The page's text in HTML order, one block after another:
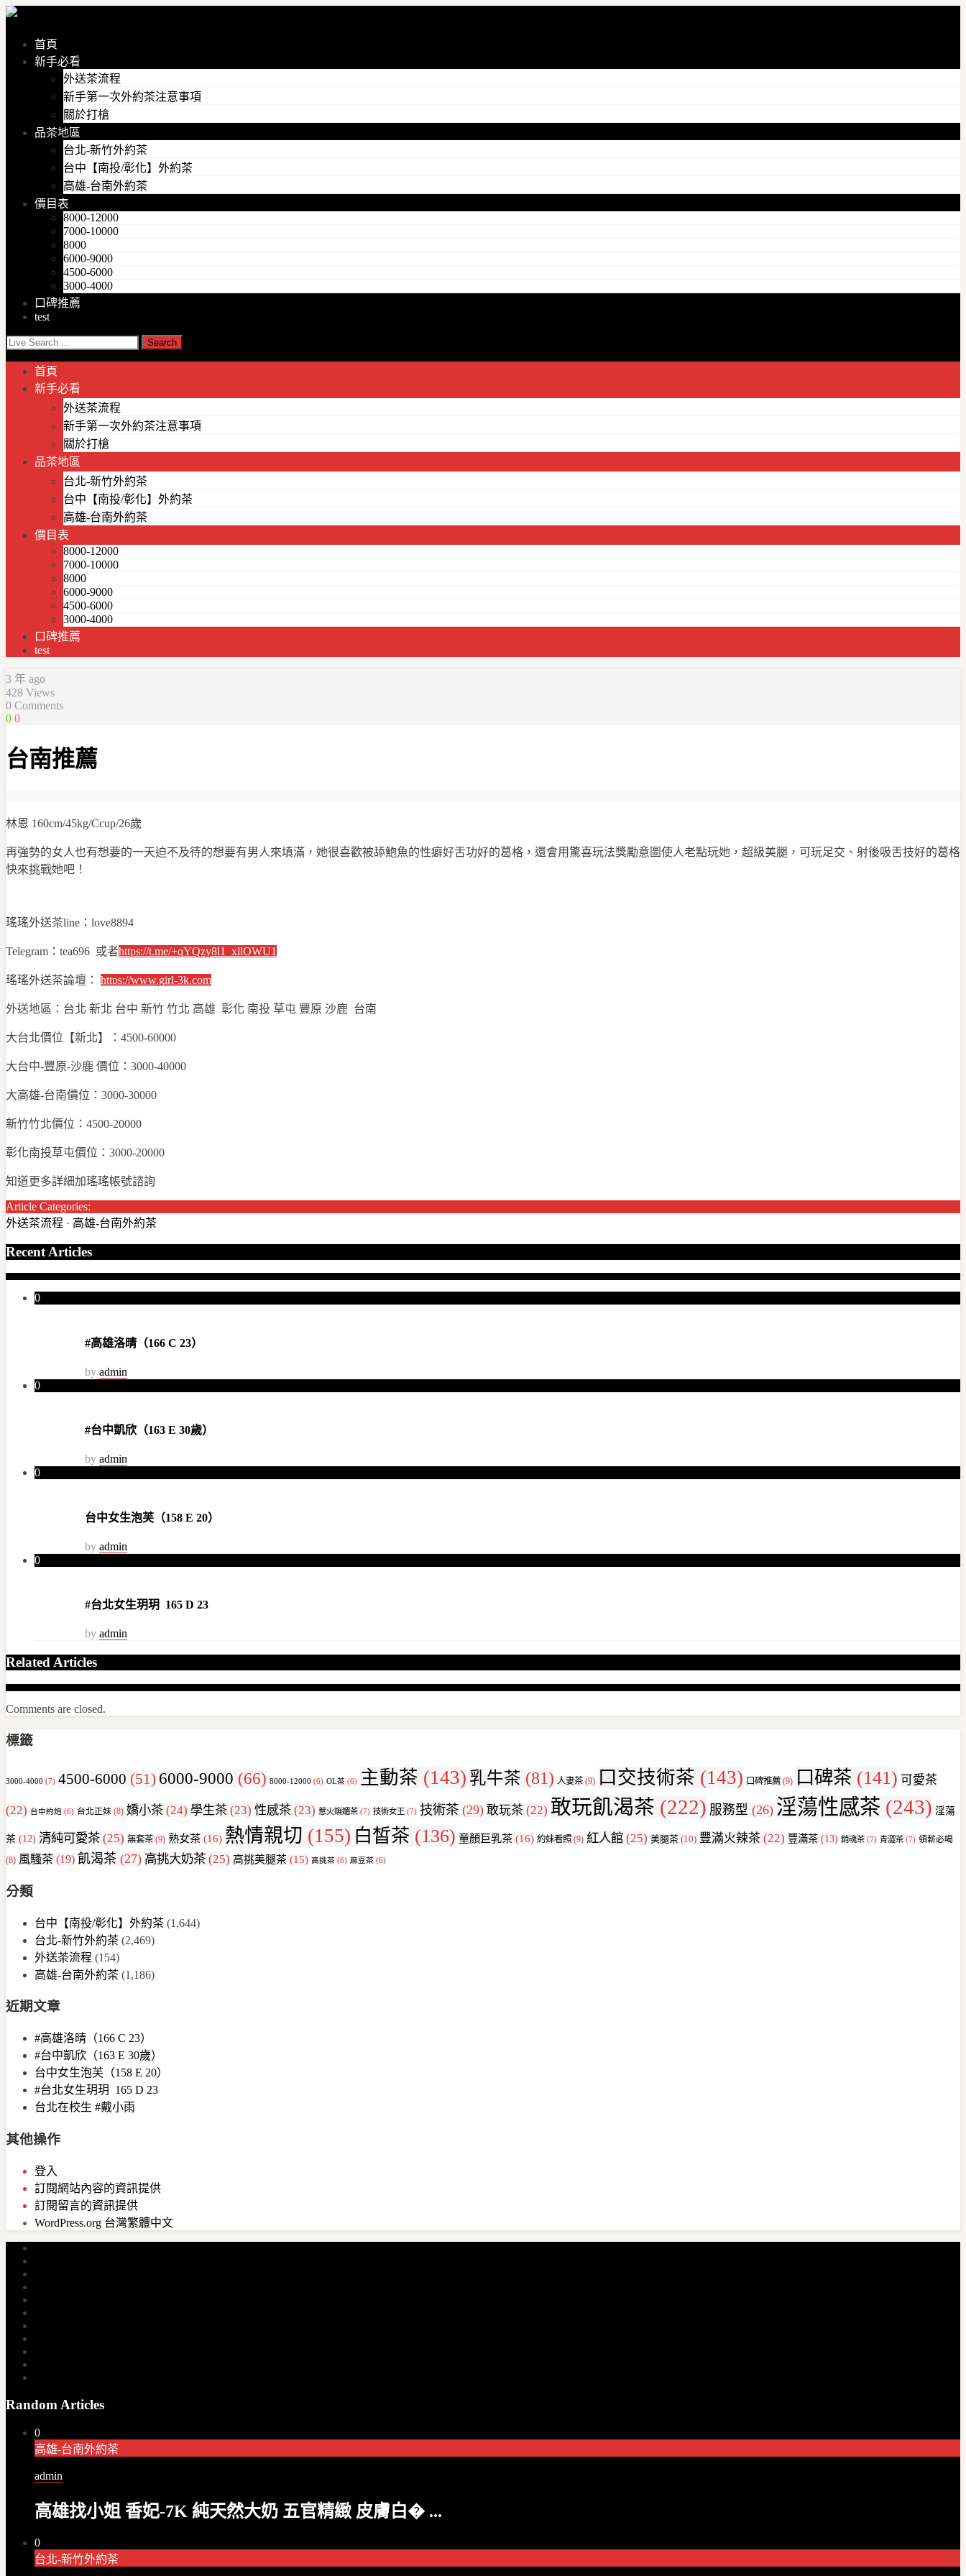
首頁
新手必看
外送茶流程
新手第一次外約茶注意事項
關於打槍
品茶地區
台北-新竹外約茶
台中【南投/彰化】外約茶
高雄-台南外約茶
價目表
8000-12000
7000-10000
8000
6000-9000
4500-6000
3000-4000
口碑推薦
test
首頁
新手必看
外送茶流程
新手第一次外約茶注意事項
關於打槍
品茶地區
台北-新竹外約茶
台中【南投/彰化】外約茶
高雄-台南外約茶
價目表
8000-12000
7000-10000
8000
6000-9000
4500-6000
3000-4000
口碑推薦
test
3 年 ago
428 Views
0 Comments
0 0
台南推薦
林恩 160cm/45kg/Ccup/26歲
再強勢的女人也有想要的一天迫不及待的想要有男人來填滿，她很喜歡被舔鮑魚的性癖好舌功好的葛格，還會用驚喜玩法獎勵意圖使人老點玩她，超級美腿，可玩足交、射後吸舌技好的葛格
快來挑戰她吧！
瑤瑤外送茶line：love8894
Telegram：tea696 或者https://t.me/+qYQzy8l1_xllOWU1
瑤瑤外送茶論壇： https://www.girl-3k.com
外送地區：台北 新北 台中 新竹 竹北 高雄 彰化 南投 草屯 豐原 沙鹿 台南
大台北價位【新北】：4500-60000
大台中-豐原-沙鹿 價位：3000-40000
大高雄-台南價位：3000-30000
新竹竹北價位：4500-20000
彰化南投草屯價位：3000-20000
知道更多詳細加瑤瑤帳號諮詢
Article Categories:
外送茶流程 · 高雄-台南外約茶
Recent Articles
0
#高雄洛晴（166 C 23）
by admin
0
#台中凱欣（163 E 30歲）
by admin
0
台中女生泡芙（158 E 20）
by admin
0
#台北女生玥玥 165 D 23
by admin
Related Articles
Comments are closed.
標籤
3000-4000 (7) 4500-6000 (51) 6000-9000 (66) 8000-12000 (6) OL茶 (6) 主動茶 (143) 乳牛茶 (81) 人妻茶 (9) 口交技術茶 (143) 口碑推薦 (9) 口碑茶 (141) 可愛茶
(22) 台中約炮 (6) 台北正妹 (8) 嬌小茶 (24) 學生茶 (23) 性感茶 (23) 惹火嫵媚茶 (7) 技術女王 (7) 技術茶 (29) 敢玩茶 (22) 敢玩飢渴茶 (222) 服務型 (26) 淫蕩性感茶 (243) 淫蕩
茶 (12) 清純可愛茶 (25) 無套茶 (9) 熟女茶 (16) 熱情親切 (155) 白皙茶 (136) 童顏巨乳茶 (16) 約妹看照 (9) 紅人館 (25) 美腿茶 (10) 豐滿火辣茶 (22) 豐滿茶 (13) 銷魂茶 (7) 青澀茶 (7) 領薪必喝
(8) 風騷茶 (19) 飢渴茶 (27) 高挑大奶茶 (25) 高挑美腿茶 (15) 高挑茶 (6) 麻豆茶 (6)
分類
台中【南投/彰化】外約茶 (1,644)
台北-新竹外約茶 (2,469)
外送茶流程 (154)
高雄-台南外約茶 (1,186)
近期文章
#高雄洛晴（166 C 23）
#台中凱欣（163 E 30歲）
台中女生泡芙（158 E 20）
#台北女生玥玥 165 D 23
台北在校生 #戴小雨
其他操作
登入
訂閱網站內容的資訊提供
訂閱留言的資訊提供
WordPress.org 台灣繁體中文
Random Articles
0
高雄-台南外約茶
admin
高雄找小姐 香妃-7K 純天然大奶 五官精緻 皮膚白� ...
0
台北-新竹外約茶